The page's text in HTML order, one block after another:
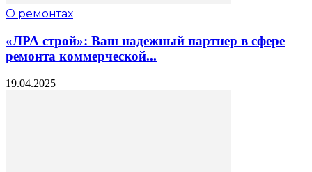
О ремонтах
«ЛРА строй»: Ваш надежный партнер в сфере
ремонта коммерческой...
19.04.2025